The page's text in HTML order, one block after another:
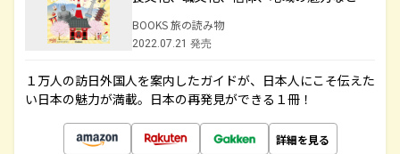
BOOKS 旅の読み物
2022.07.21 発売
１万人の訪日外国人を案内したガイドが、日本人にこそ伝えた
い日本の魅力が満載。日本の再発見ができる１冊！
詳細を見る